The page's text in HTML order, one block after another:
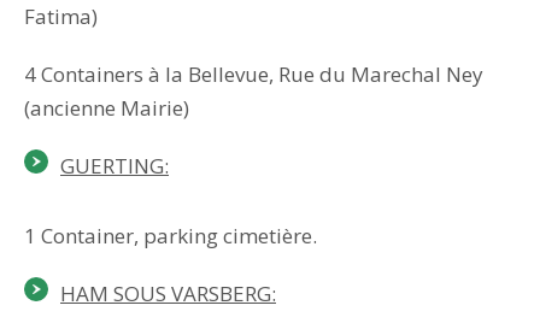
Fatima)
4 Containers à la Bellevue, Rue du Marechal Ney
(ancienne Mairie)
GUERTING:
1 Container, parking cimetière.
HAM SOUS VARSBERG: